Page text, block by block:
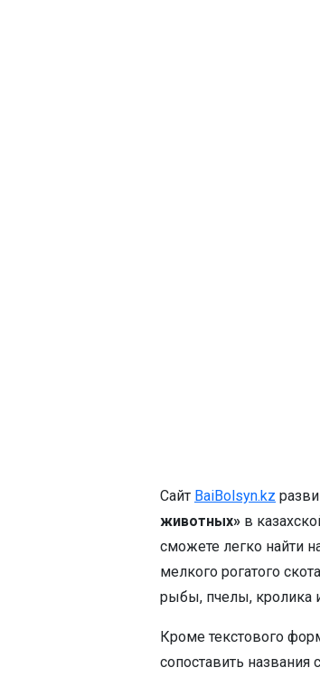
Cайт BaiBolsyn.kz
животных» в
сможете легко найти
мелкого рогатого
рыбы, пчелы, кролика
Кроме текстового
сопоставить названия